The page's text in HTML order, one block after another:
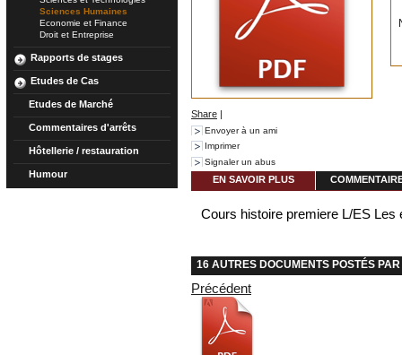
Sciences Humaines
Economie et Finance
Droit et Entreprise
Rapports de stages
Etudes de Cas
Etudes de Marché
Commentaires d'arrêts
Hôtellerie / restauration
Humour
Share |
Envoyer à un ami
Imprimer
Signaler un abus
EN SAVOIR PLUS
Cours histoire premiere L/ES
16 AUTRES DOCUMENTS POSTÉS
Précédent